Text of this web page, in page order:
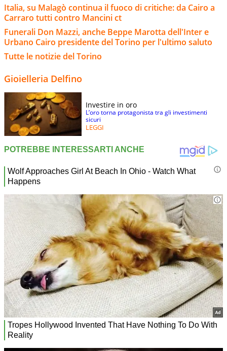
Italia, su Malagò continua il fuoco di critiche: da Cairo a
Carraro tutti contro Mancini ct
Funerali Don Mazzi, anche Beppe Marotta dell'Inter e
Urbano Cairo presidente del Torino per l'ultimo saluto
Tutte le notizie del Torino
Gioielleria Delfino
Investire in oro
L’oro torna protagonista tra gli investimenti
sicuri
LEGGI